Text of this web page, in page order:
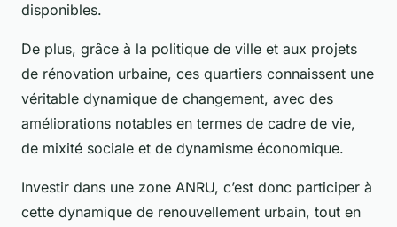
disponibles.
De plus, grâce à la politique de ville et aux projets
de rénovation urbaine, ces quartiers connaissent une
véritable dynamique de changement, avec des
améliorations notables en termes de cadre de vie,
de mixité sociale et de dynamisme économique.
Investir dans une zone ANRU, c’est donc participer à
cette dynamique de renouvellement urbain, tout en